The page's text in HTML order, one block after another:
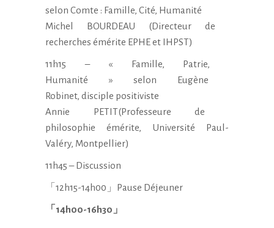
selon Comte : Famille, Cité, Humanité
Michel BOURDEAU (Directeur de
recherches émérite EPHE et IHPST)
11h15 – « Famille, Patrie,
Humanité » selon Eugène
Robinet, disciple positiviste
Annie PETIT(Professeure de
philosophie émérite, Université Paul-
Valéry, Montpellier)
11h45 – Discussion
「12h15-14h00」Pause Déjeuner
「14h00-16h30」